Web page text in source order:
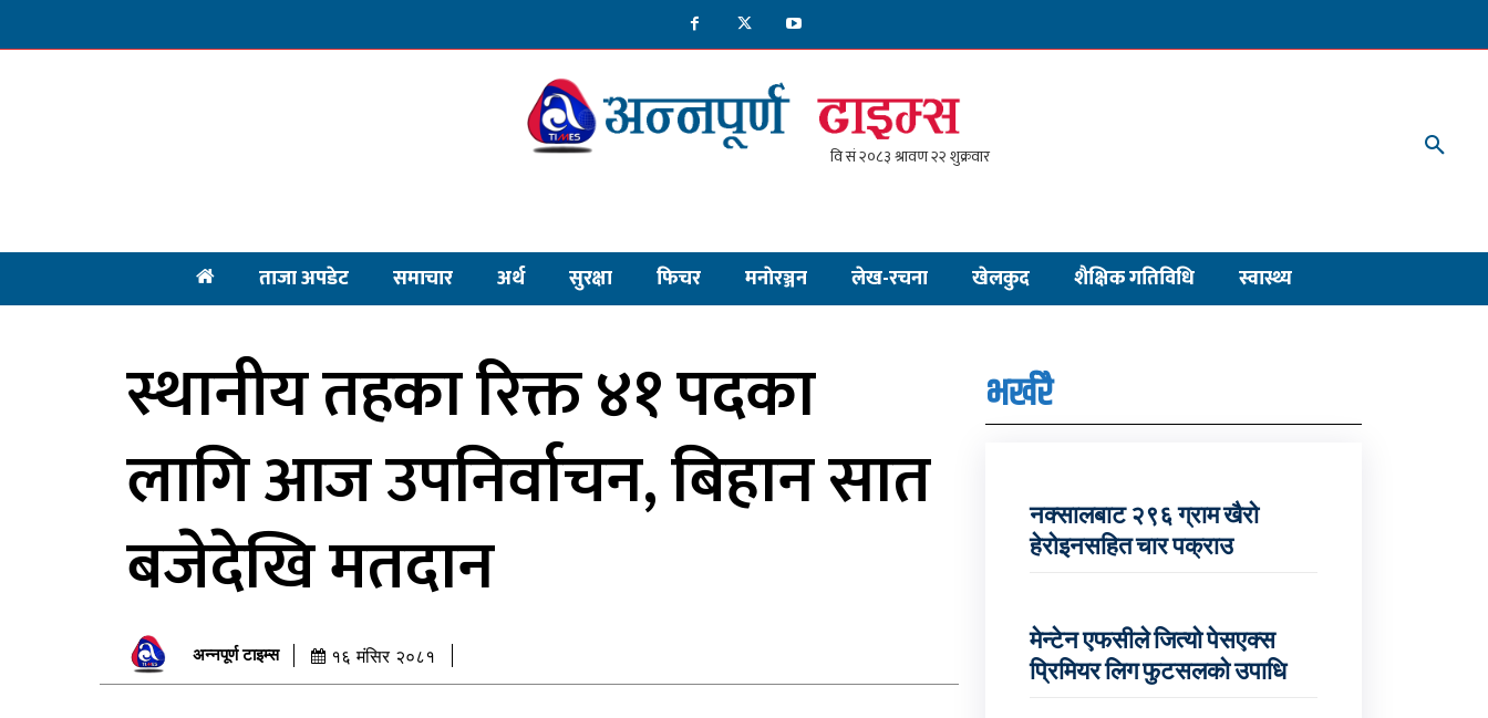
ताजा अपडेट समाचार अर्थ सुरक्षा फिचर मनाेरञ्जन लेख-रचना खेलकुद शैक्षिक गतिविधि स्वास्थ्य
स्थानीय तहका रिक्त ४१ पदका
लागि आज उपनिर्वाचन, बिहान सात
बजेदेखि मतदान
अन्नपूर्ण टाइम्स १६ मंसिर २०८१
भर्खरै
नक्सालबाट २९६ ग्राम खैरो
हेरोइनसहित चार पक्राउ
मेन्टेन एफसीले जित्यो पेसएक्स
प्रिमियर लिग फुटसलको उपाधि